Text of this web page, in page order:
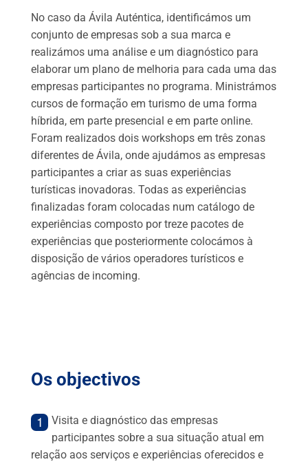
No caso da Ávila Auténtica, identificámos um
conjunto de empresas sob a sua marca e
realizámos uma análise e um diagnóstico para
elaborar um plano de melhoria para cada uma das
empresas participantes no programa. Ministrámos
cursos de formação em turismo de uma forma
híbrida, em parte presencial e em parte online.
Foram realizados dois workshops em três zonas
diferentes de Ávila, onde ajudámos as empresas
participantes a criar as suas experiências
turísticas inovadoras. Todas as experiências
finalizadas foram colocadas num catálogo de
experiências composto por treze pacotes de
experiências que posteriormente colocámos à
disposição de vários operadores turísticos e
agências de incoming.
Os objectivos
Visita e diagnóstico das empresas
participantes sobre a sua situação atual em
relação aos serviços e experiências oferecidos e